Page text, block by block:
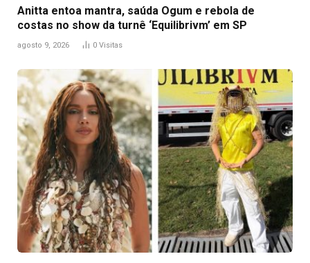
Anitta entoa mantra, saúda Ogum e rebola de
costas no show da turnê ‘Equilibrivm’ em SP
agosto 9, 2026 0 Visitas